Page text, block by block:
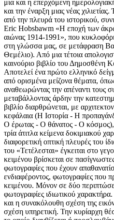
μια και η επερχόμενη
και την έναρξη μιας νέας
από την πλευρά του ιστορικού,
Eric Hobsbawm «Η εποχή των
αιώνας 1914-1991», που
στη γλώσσα μας, σε μετάφραση
Θεμέλιο). Από μια τέτοια
καινούριο βιβλίο του Δημοσθένη
Αποτελεί ένα πρώτο ελληνικό
από ορισμένα μείζονα θέματα,
αναθεωρώντας την απέναντι τους
μεταβάλλοντας άρδην την
βιβλίο διαρθρώνεται, με
κεφάλαια (Η Ιστορία - Η
Ο έρωτας - Ο θάνατος - Ο κόσμος),
τρία άτιτλα κείμενα δοκιμιακού
διαφορετική οπτική πλευρές του
του «Τετέλεσται» έγκειται στο
κειμένου βρίσκεται σε
φωτογραφίες που έχουν
ενδιαφέροντος, φωτογραφίες που
κειμένου. Μόνον σε δύο
φωτογραφίες ιδιωτικού
και η συνακόλουθη σχέση της
σχέση υπηρετική. Την κυρίαρχη